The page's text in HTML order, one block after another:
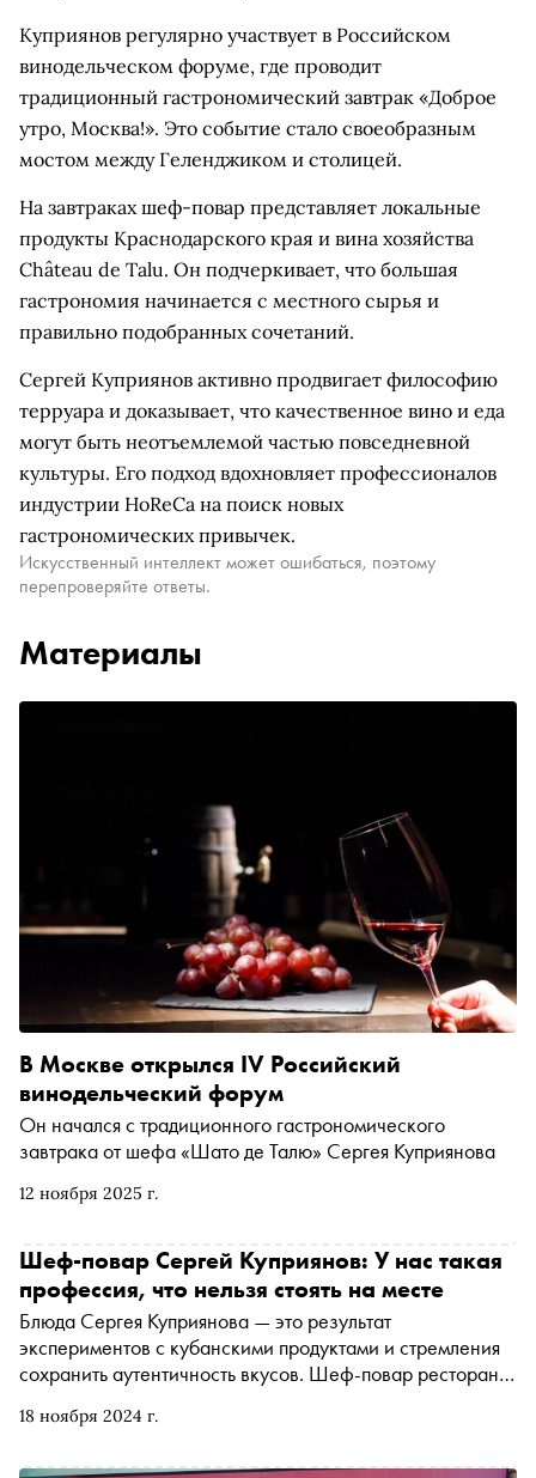
Куприянов регулярно участвует в Российском
винодельческом форуме, где проводит
традиционный гастрономический завтрак «Доброе
утро, Москва!». Это событие стало своеобразным
мостом между Геленджиком и столицей.
На завтраках шеф-повар представляет локальные
продукты Краснодарского края и вина хозяйства
Château de Talu. Он подчеркивает, что большая
гастрономия начинается с местного сырья и
правильно подобранных сочетаний.
Сергей Куприянов активно продвигает философию
терруара и доказывает, что качественное вино и еда
могут быть неотъемлемой частью повседневной
культуры. Его подход вдохновляет профессионалов
индустрии HoReCa на поиск новых
гастрономических привычек.
Искусственный интеллект может ошибаться, поэтому
перепроверяйте ответы.
Материалы
12 ноября 2025 г.
В Москве открылся IV Российский
винодельческий форум
Он начался с традиционного гастрономического
завтрака от шефа «Шато де Талю» Сергея Куприянова
18 ноября 2024 г.
Шеф-повар Сергей Куприянов: У нас такая
профессия, что нельзя стоять на месте
Блюда Сергея Куприянова — это результат
экспериментов с кубанскими продуктами и стремления
сохранить аутентичность вкусов. Шеф-повар ресторана
поваров России и кавалер Французской гильдии